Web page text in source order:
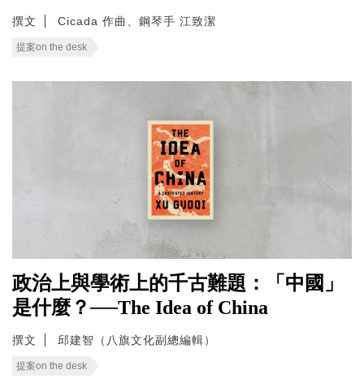
撰文 Cicada 作曲、鋼琴手 江致潔
提案on the desk
政治上與學術上的千古難題：「中國」
是什麼？──The Idea of China
撰文 邱建智（八旗文化副總編輯）
提案on the desk